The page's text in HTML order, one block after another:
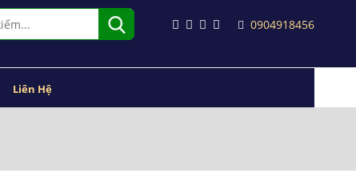
0904918456
Liên Hệ